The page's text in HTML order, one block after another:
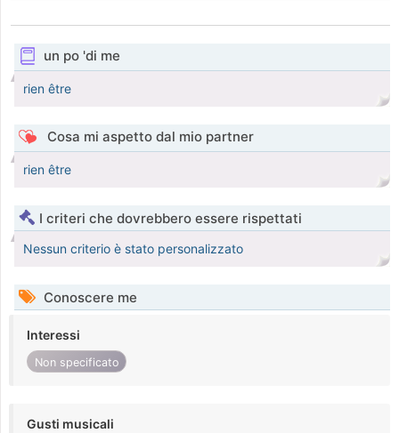
un po 'di me
rien être
Cosa mi aspetto dal mio partner
rien être
I criteri che dovrebbero essere rispettati
Nessun criterio è stato personalizzato
Conoscere me
Interessi
Non specificato
Gusti musicali